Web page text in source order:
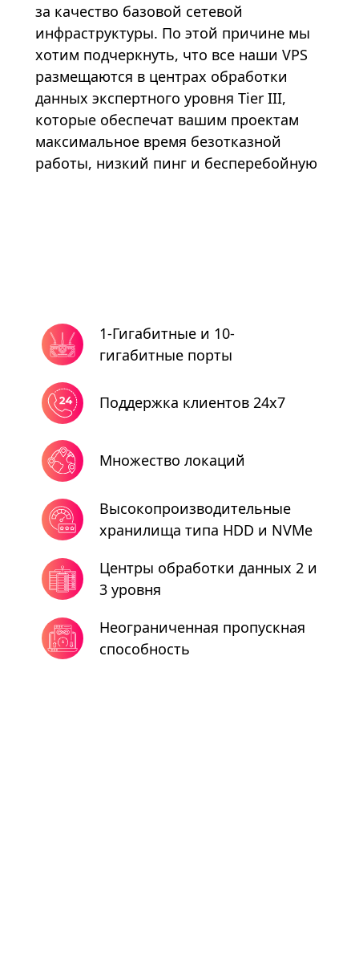
за качество базовой сетевой
инфраструктуры. По этой причине мы
хотим подчеркнуть, что все наши VPS
размещаются в центрах обработки
данных экспертного уровня Tier III,
которые обеспечат вашим проектам
максимальное время безотказной
работы, низкий пинг и бесперебойную
1-Гигабитные и 10-
гигабитные порты
Поддержка клиентов 24x7
Множество локаций
Высокопроизводительные
хранилища типа HDD и NVMe
Центры обработки данных 2 и
3 уровня
Неограниченная пропускная
способность